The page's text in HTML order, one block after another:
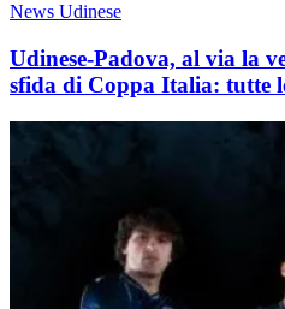
News Udinese
Udinese-Padova, al via la
sfida di Coppa Italia: tutte